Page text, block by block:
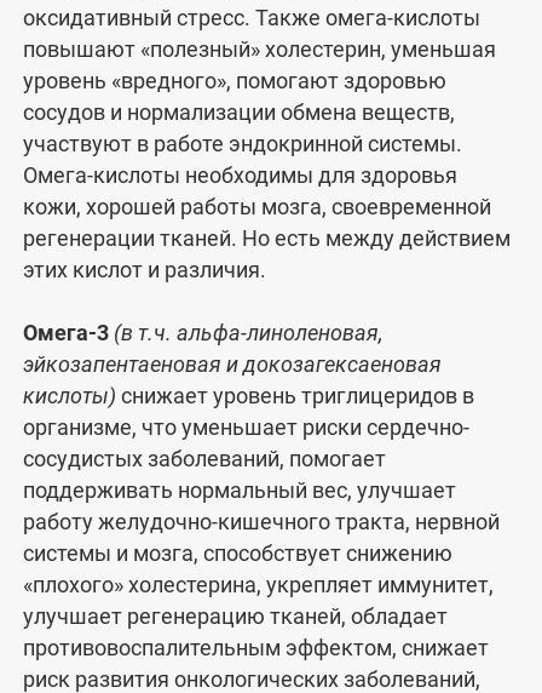
оксидативный стресс. Также омега-кислоты
повышают «полезный» холестерин, уменьшая
уровень «вредного», помогают здоровью
сосудов и нормализации обмена веществ,
участвуют в работе эндокринной системы.
Омега-кислоты необходимы для здоровья
кожи, хорошей работы мозга, своевременной
регенерации тканей. Но есть между действием
этих кислот и различия.
Омега-3 (в т.ч. альфа-линоленовая,
эйкозапентаеновая и докозагексаеновая
кислоты) снижает уровень триглицеридов в
организме, что уменьшает риски сердечно-
сосудистых заболеваний, помогает
поддерживать нормальный вес, улучшает
работу желудочно-кишечного тракта, нервной
системы и мозга, способствует снижению
«плохого» холестерина, укрепляет иммунитет,
улучшает регенерацию тканей, обладает
противовоспалительным эффектом, снижает
риск развития онкологических заболеваний,